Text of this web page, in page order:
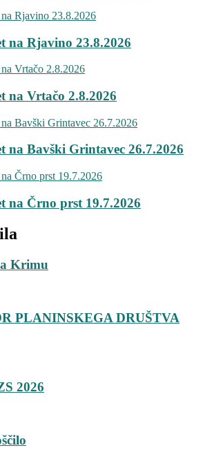
na Rjavino 23.8.2026
na Vrtačo 2.8.2026
na Bavški Grintavec 26.7.2026
na Črno prst 19.7.2026
Krimu
PLANINSKEGA DRUŠTVA
2026